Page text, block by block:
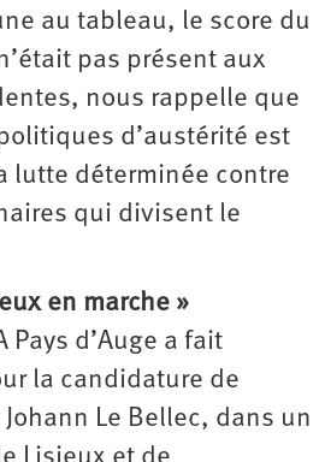
au tableau, le score du
pas présent aux
nous rappelle que
d’austérité est
lutte déterminée contre
qui divisent le
en marche »
Pays d’Auge a fait
la candidature de
Le Bellec, dans un